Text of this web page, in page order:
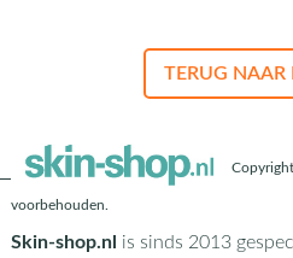
TERUG NAAR
voorbehouden.
Skin-shop.nl is sinds 2013